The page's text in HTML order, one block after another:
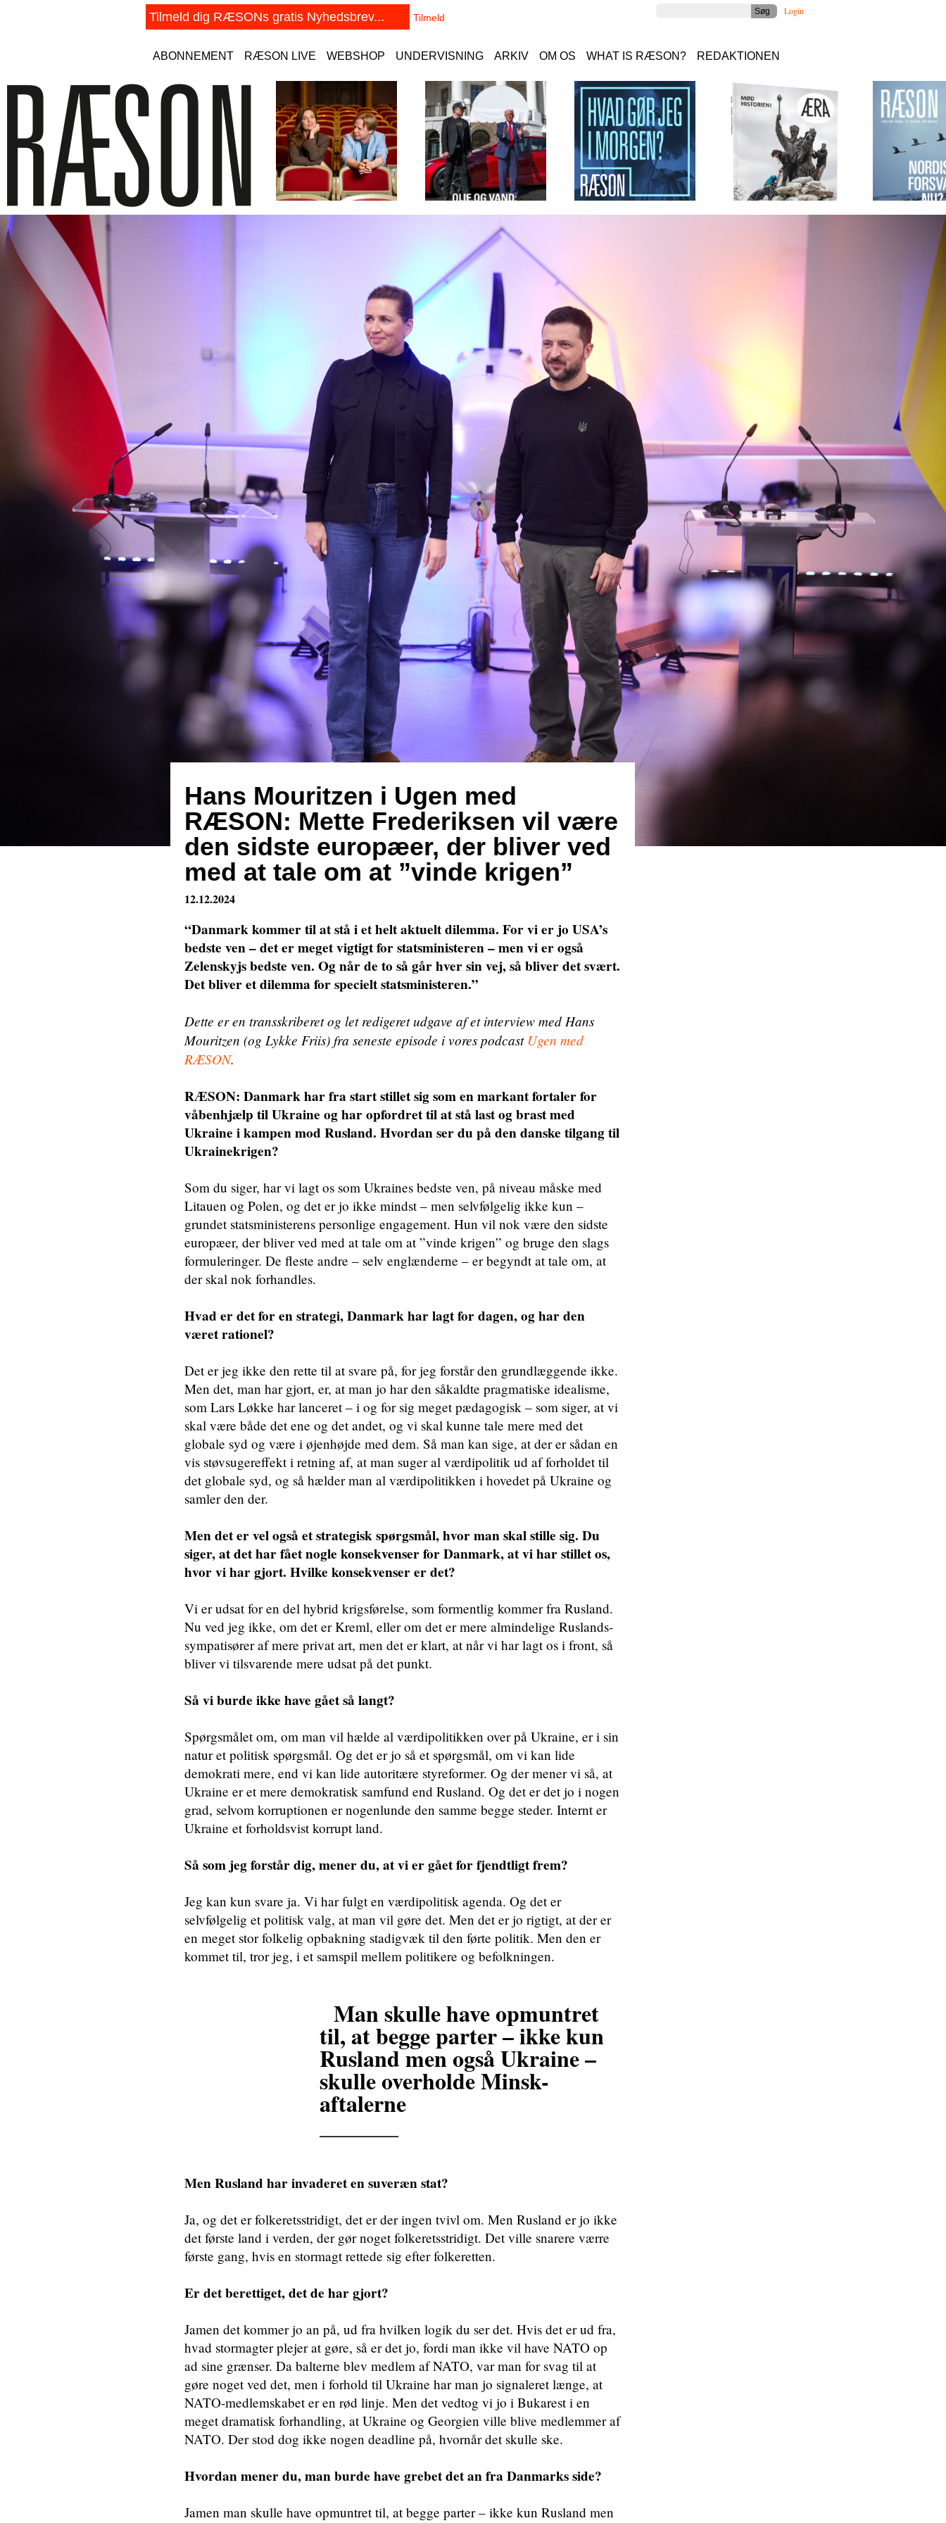
Login
ABONNEMENT RÆSON LIVE WEBSHOP UNDERVISNING ARKIV OM OS WHAT IS RÆSON? REDAKTIONEN
Hans Mouritzen i Ugen med
RÆSON: Mette Frederiksen vil være
den sidste europæer, der bliver ved
med at tale om at ”vinde krigen”
12.12.2024
“Danmark kommer til at stå i et helt aktuelt dilemma. For vi er jo USA’s
bedste ven – det er meget vigtigt for statsministeren – men vi er også
Zelenskyjs bedste ven. Og når de to så går hver sin vej, så bliver det svært.
Det bliver et dilemma for specielt statsministeren.”
Dette er en transskriberet og let redigeret udgave af et interview med Hans
Mouritzen (og Lykke Friis) fra seneste episode i vores podcast Ugen med
RÆSON.
RÆSON: Danmark har fra start stillet sig som en markant fortaler for
våbenhjælp til Ukraine og har opfordret til at stå last og brast med
Ukraine i kampen mod Rusland. Hvordan ser du på den danske tilgang til
Ukrainekrigen?
Som du siger, har vi lagt os som Ukraines bedste ven, på niveau måske med
Litauen og Polen, og det er jo ikke mindst – men selvfølgelig ikke kun –
grundet statsministerens personlige engagement. Hun vil nok være den sidste
europæer, der bliver ved med at tale om at ”vinde krigen” og bruge den slags
formuleringer. De fleste andre – selv englænderne – er begyndt at tale om, at
der skal nok forhandles.
Hvad er det for en strategi, Danmark har lagt for dagen, og har den
været rationel?
Det er jeg ikke den rette til at svare på, for jeg forstår den grundlæggende ikke.
Men det, man har gjort, er, at man jo har den såkaldte pragmatiske idealisme,
som Lars Løkke har lanceret – i og for sig meget pædagogisk – som siger, at vi
skal være både det ene og det andet, og vi skal kunne tale mere med det
globale syd og være i øjenhøjde med dem. Så man kan sige, at der er sådan en
vis støvsugereffekt i retning af, at man suger al værdipolitik ud af forholdet til
det globale syd, og så hælder man al værdipolitikken i hovedet på Ukraine og
samler den der.
Men det er vel også et strategisk spørgsmål, hvor man skal stille sig. Du
siger, at det har fået nogle konsekvenser for Danmark, at vi har stillet os,
hvor vi har gjort. Hvilke konsekvenser er det?
Vi er udsat for en del hybrid krigsførelse, som formentlig kommer fra Rusland.
Nu ved jeg ikke, om det er Kreml, eller om det er mere almindelige Ruslands-
sympatisører af mere privat art, men det er klart, at når vi har lagt os i front, så
bliver vi tilsvarende mere udsat på det punkt.
Så vi burde ikke have gået så langt?
Spørgsmålet om, om man vil hælde al værdipolitikken over på Ukraine, er i sin
natur et politisk spørgsmål. Og det er jo så et spørgsmål, om vi kan lide
demokrati mere, end vi kan lide autoritære styreformer. Og der mener vi så, at
Ukraine er et mere demokratisk samfund end Rusland. Og det er det jo i nogen
grad, selvom korruptionen er nogenlunde den samme begge steder. Internt er
Ukraine et forholdsvist korrupt land.
Så som jeg forstår dig, mener du, at vi er gået for fjendtligt frem?
Jeg kan kun svare ja. Vi har fulgt en værdipolitisk agenda. Og det er
selvfølgelig et politisk valg, at man vil gøre det. Men det er jo rigtigt, at der er
en meget stor folkelig opbakning stadigvæk til den førte politik. Men den er
kommet til, tror jeg, i et samspil mellem politikere og befolkningen.
Man skulle have opmuntret
til, at begge parter – ikke kun
Rusland men også Ukraine –
skulle overholde Minsk-
aftalerne
Men Rusland har invaderet en suveræn stat?
Ja, og det er folkeretsstridigt, det er der ingen tvivl om. Men Rusland er jo ikke
det første land i verden, der gør noget folkeretsstridigt. Det ville snarere værre
første gang, hvis en stormagt rettede sig efter folkeretten.
Er det berettiget, det de har gjort?
Jamen det kommer jo an på, ud fra hvilken logik du ser det. Hvis det er ud fra,
hvad stormagter plejer at gøre, så er det jo, fordi man ikke vil have NATO op
ad sine grænser. Da balterne blev medlem af NATO, var man for svag til at
gøre noget ved det, men i forhold til Ukraine har man jo signaleret længe, at
NATO-medlemskabet er en rød linje. Men det vedtog vi jo i Bukarest i en
meget dramatisk forhandling, at Ukraine og Georgien ville blive medlemmer af
NATO. Der stod dog ikke nogen deadline på, hvornår det skulle ske.
Hvordan mener du, man burde have grebet det an fra Danmarks side?
Jamen man skulle have opmuntret til, at begge parter – ikke kun Rusland men